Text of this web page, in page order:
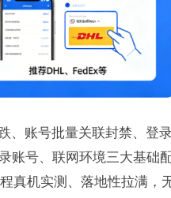
、账号批量关联封禁、登
账号、联网环境三大基础
真机实测、落地性拉满，